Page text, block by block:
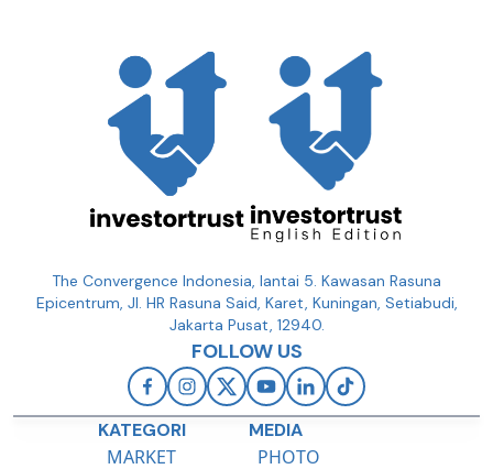
The Convergence Indonesia, lantai 5. Kawasan Rasuna
Epicentrum, Jl. HR Rasuna Said, Karet, Kuningan, Setiabudi,
Jakarta Pusat, 12940.
FOLLOW US
KATEGORI
MARKET
MEDIA
PHOTO